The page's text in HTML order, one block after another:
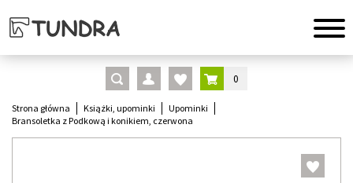
0
Strona główna Książki, upominki
Upominki
Bransoletka z Podkową i konikiem, czerwona